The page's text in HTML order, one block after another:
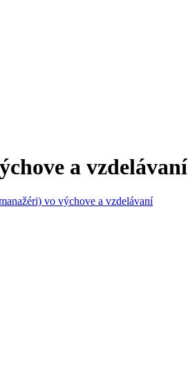
a vzdelávaní
vo výchove a vzdelávaní